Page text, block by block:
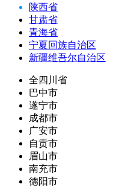
陕西省
甘肃省
青海省
宁夏回族自治区
新疆维吾尔自治区
全四川省
巴中市
遂宁市
成都市
广安市
自贡市
眉山市
南充市
德阳市